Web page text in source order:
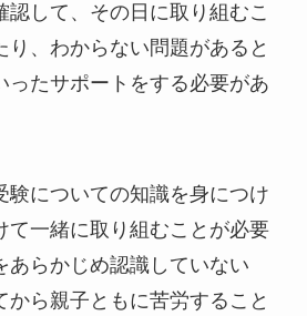
認して、その日に取り組むこ
り、わからない問題があると
ったサポートをする必要があ
験についての知識を身につけ
て一緒に取り組むことが必要
あらかじめ認識していない
から親子ともに苦労すること